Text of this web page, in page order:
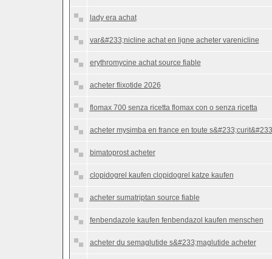
lady era achat
var&#233;nicline achat en ligne acheter varenicline
erythromycine achat source fiable
acheter flixotide 2026
flomax 700 senza ricetta flomax con o senza ricetta
acheter mysimba en france en toute s&#233;curit&#233
bimatoprost acheter
clopidogrel kaufen clopidogrel katze kaufen
acheter sumatriptan source fiable
fenbendazole kaufen fenbendazol kaufen menschen
acheter du semaglutide s&#233;maglutide acheter